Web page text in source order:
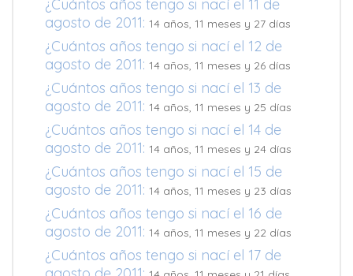
¿Cuántos años tengo si nací el 11 de
agosto de 2011: 14 años, 11 meses y 27 días
¿Cuántos años tengo si nací el 12 de
agosto de 2011: 14 años, 11 meses y 26 días
¿Cuántos años tengo si nací el 13 de
agosto de 2011: 14 años, 11 meses y 25 días
¿Cuántos años tengo si nací el 14 de
agosto de 2011: 14 años, 11 meses y 24 días
¿Cuántos años tengo si nací el 15 de
agosto de 2011: 14 años, 11 meses y 23 días
¿Cuántos años tengo si nací el 16 de
agosto de 2011: 14 años, 11 meses y 22 días
¿Cuántos años tengo si nací el 17 de